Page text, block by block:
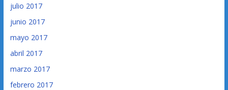
julio 2017
junio 2017
mayo 2017
abril 2017
marzo 2017
febrero 2017